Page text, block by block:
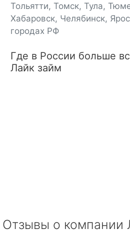
Тольятти, Томск, Тула,
Хабаровск, Челябинск,
городах РФ
Где в России больше
Лайк займ
Отзывы о компании